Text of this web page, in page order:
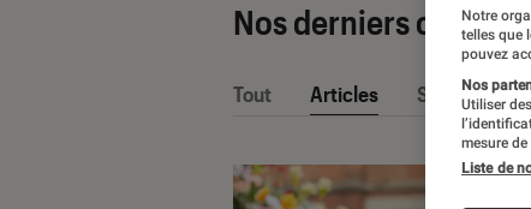
Nos derniers
Tout Articles Sélections
Notre
telles que
pouvez
Nos
Utiliser
mesure
Liste de